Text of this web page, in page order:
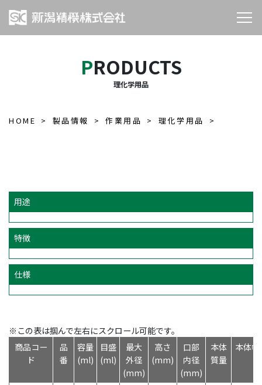
PRODUCTS
理化学用品
HOME 製品情報 作業用品 理化学用品
用途
特徴
仕様
※この表は掴んで左右にスクロール可能です。
商品コー
ド
品
番
容量
(ml)
目盛
(ml)
最大
外径
(mm)
高さ
(mm)
口部
内径
(mm)
本体
質量
本体幅